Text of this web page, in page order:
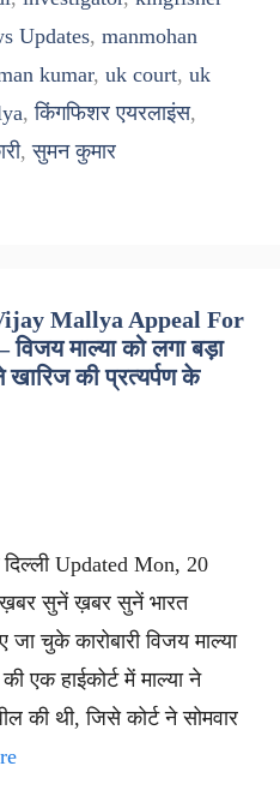
Updates, manmohan
kumar, uk court, uk
,किंगफिशर एयरलाइंस,
,सुमन कुमार
Mallya Appeal For
माल्या को लगा बड़ा
की प्रत्यर्पण के
Updated Mon, 20
सुनें ख़बर सुनें भारत
जा चुके कारोबारी विजय माल्या
एक हाईकोर्ट में माल्या ने
की थी, जिसे कोर्ट ने सोमवार